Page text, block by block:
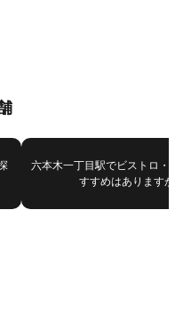
六本木一丁目駅でビストロ・
すすめはありますか